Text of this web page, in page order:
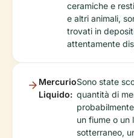
ceramiche e
e altri animali,
trovati in
attentamente
Mercurio
Liquido:
Sono state
quantità di
un fiume o un
sotterraneo,